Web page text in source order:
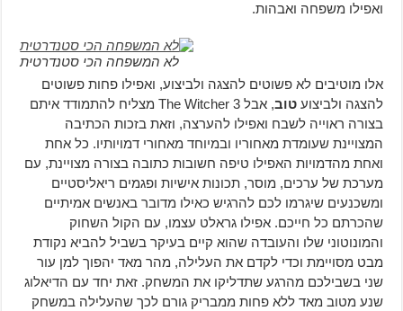
ואפילו משפחה ואבהות.
לא המשפחה הכי סטנדרטית
אלו מוטיבים לא פשוטים להצגה ולביצוע, ואפילו פחות פשוטים
להצגה ולביצוע טוב
, אבל The Witcher 3 מצליח להתמודד איתם
בצורה ראוייה לשבח ואפילו להערצה, וזאת בזכות הכתיבה
המצויינת שעומדת מאחוריו ובמיוחד מאחורי דמויותיו. כל אחת
ואחת מהדמויות האפילו טיפה חשובות כתובה בצורה מצויינת, עם
מערכת של ערכים, מוסר, תכונות אישיות ופגמים ריאליסטיים
ומשכנעים שיגרמו לכם להרגיש כאילו מדובר באנשים אמיתיים
שהכרתם כל חייכם. אפילו גראלט עצמו, עם הקול השחוק
והמונוטוני שלו והעובדה שהוא קיים בעיקר בשביל להביא נקודת
מבט מסויימת וכדי לקדם את העלילה, מהר מאד יהפוך למן עור
שני בשבילכם מהרגע שתדליקו את המשחק. זאת יחד עם הדיאלוג
שנע מטוב מאד ללא פחות ממבריק גורם לכך שהעלילה במשחק